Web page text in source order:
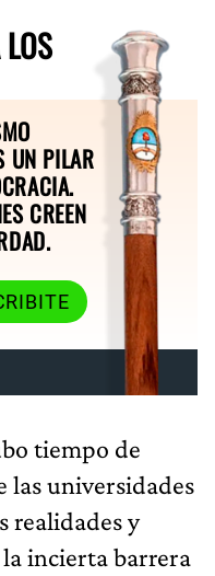
UN PILAR
CREEN
tiempo de
las universidades
realidades y
incierta barrera